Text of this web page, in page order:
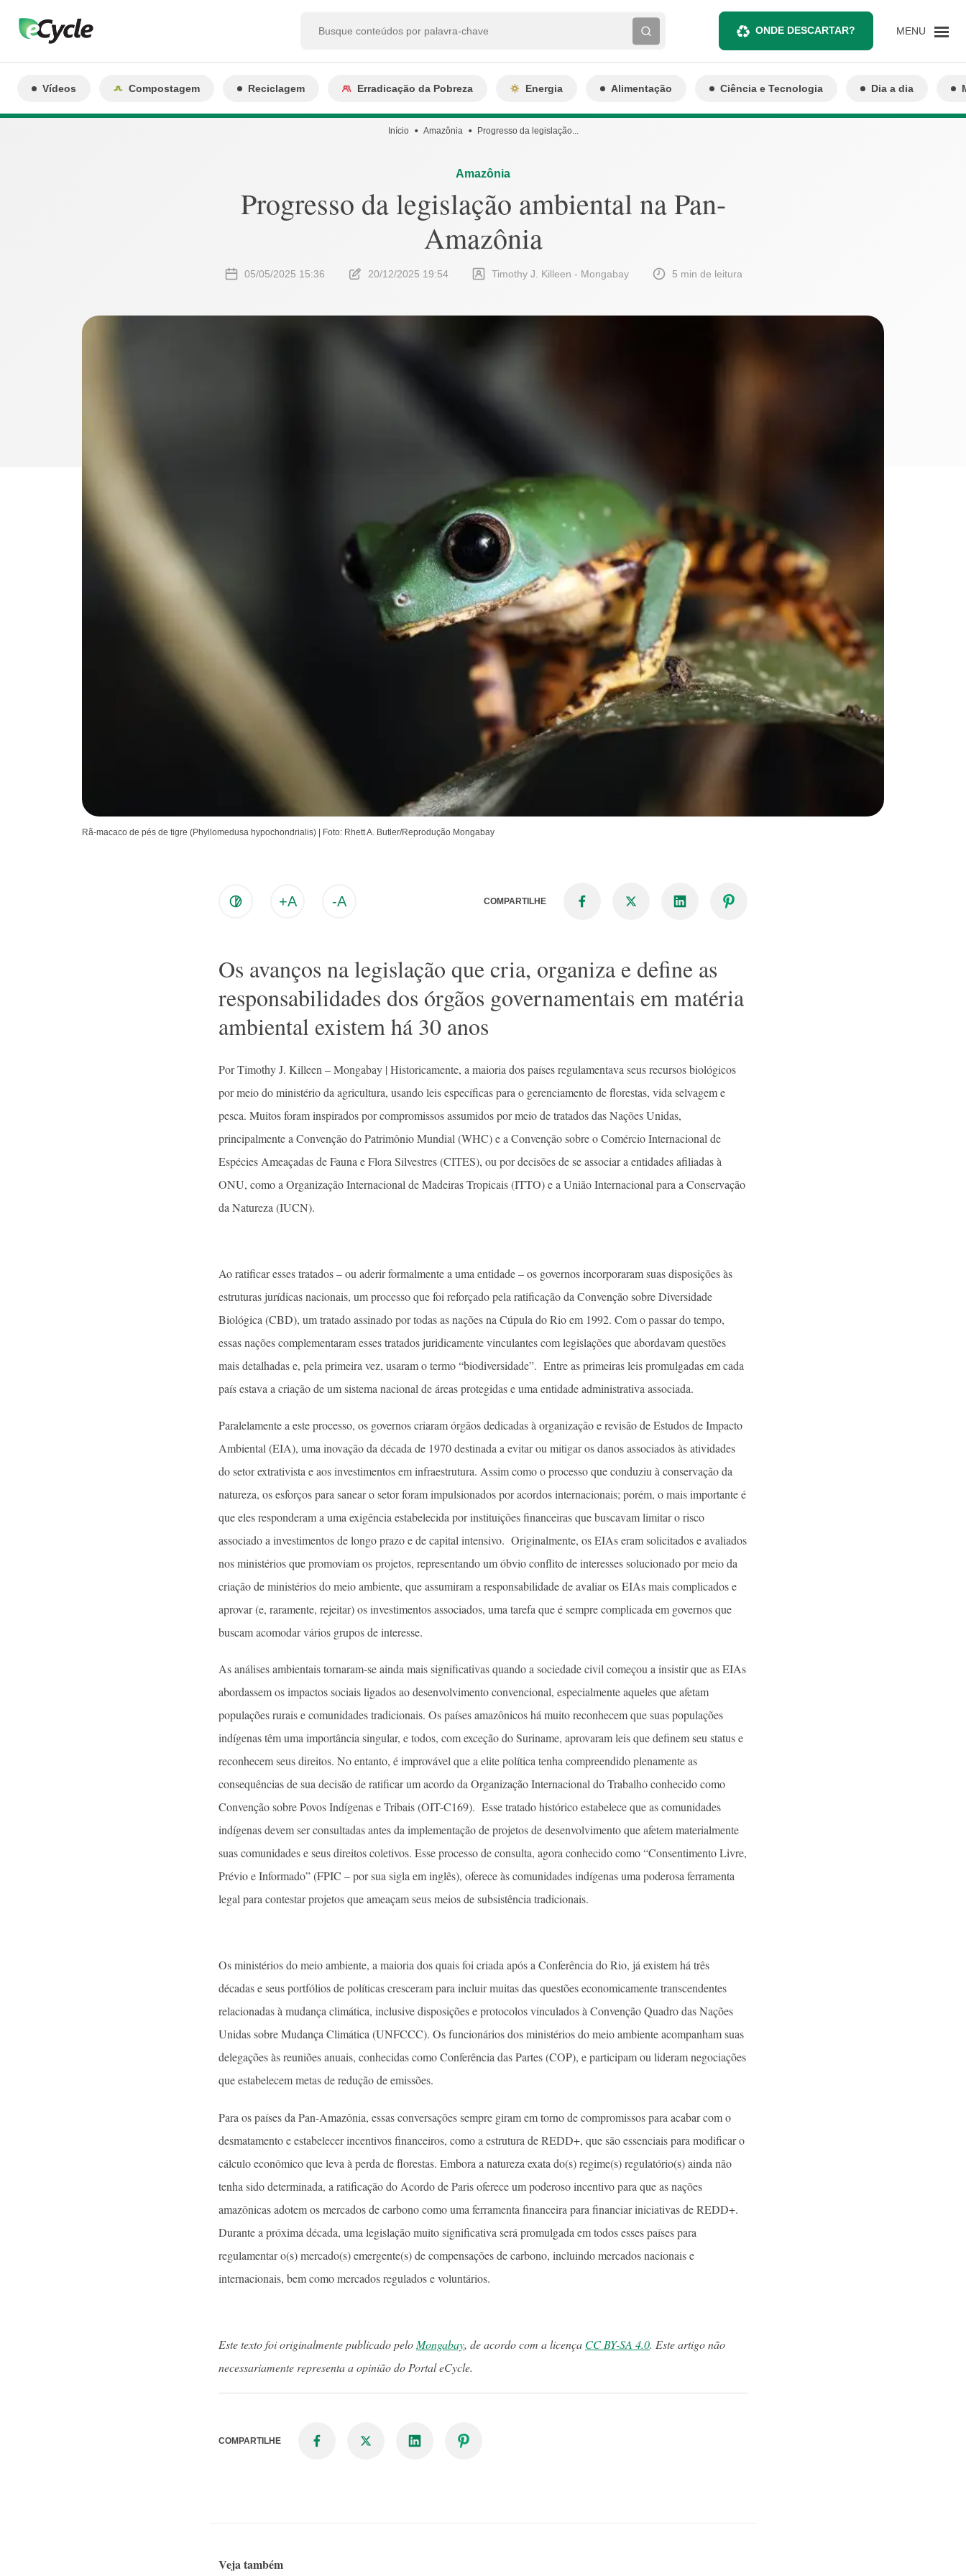
ONDE DESCARTAR? MENU
Vídeos Compostagem Reciclagem Erradicação da Pobreza Energia Alimentação Ciência e Tecnologia Dia a dia
Início Amazônia Progresso da legislação...
Amazônia
Progresso da legislação ambiental na Pan-
Amazônia
05/05/2025 15:36 20/12/2025 19:54 Timothy J. Killeen - Mongabay 5 min de leitura
Rã-macaco de pés de tigre (Phyllomedusa hypochondrialis) | Foto: Rhett A. Butler/Reprodução Mongabay
+A -A COMPARTILHE
Os avanços na legislação que cria, organiza e define as
responsabilidades dos órgãos governamentais em matéria
ambiental existem há 30 anos
Por Timothy J. Killeen – Mongabay | Historicamente, a maioria dos países regulamentava seus recursos biológicos
por meio do ministério da agricultura, usando leis específicas para o gerenciamento de florestas, vida selvagem e
pesca. Muitos foram inspirados por compromissos assumidos por meio de tratados das Nações Unidas,
principalmente a Convenção do Patrimônio Mundial (WHC) e a Convenção sobre o Comércio Internacional de
Espécies Ameaçadas de Fauna e Flora Silvestres (CITES), ou por decisões de se associar a entidades afiliadas à
ONU, como a Organização Internacional de Madeiras Tropicais (ITTO) e a União Internacional para a Conservação
da Natureza (IUCN).
Ao ratificar esses tratados – ou aderir formalmente a uma entidade – os governos incorporaram suas disposições às
estruturas jurídicas nacionais, um processo que foi reforçado pela ratificação da Convenção sobre Diversidade
Biológica (CBD), um tratado assinado por todas as nações na Cúpula do Rio em 1992. Com o passar do tempo,
essas nações complementaram esses tratados juridicamente vinculantes com legislações que abordavam questões
mais detalhadas e, pela primeira vez, usaram o termo “biodiversidade”. Entre as primeiras leis promulgadas em cada
país estava a criação de um sistema nacional de áreas protegidas e uma entidade administrativa associada.
Paralelamente a este processo, os governos criaram órgãos dedicadas à organização e revisão de Estudos de Impacto
Ambiental (EIA), uma inovação da década de 1970 destinada a evitar ou mitigar os danos associados às atividades
do setor extrativista e aos investimentos em infraestrutura. Assim como o processo que conduziu à conservação da
natureza, os esforços para sanear o setor foram impulsionados por acordos internacionais; porém, o mais importante é
que eles responderam a uma exigência estabelecida por instituições financeiras que buscavam limitar o risco
associado a investimentos de longo prazo e de capital intensivo. Originalmente, os EIAs eram solicitados e avaliados
nos ministérios que promoviam os projetos, representando um óbvio conflito de interesses solucionado por meio da
criação de ministérios do meio ambiente, que assumiram a responsabilidade de avaliar os EIAs mais complicados e
aprovar (e, raramente, rejeitar) os investimentos associados, uma tarefa que é sempre complicada em governos que
buscam acomodar vários grupos de interesse.
As análises ambientais tornaram-se ainda mais significativas quando a sociedade civil começou a insistir que as EIAs
abordassem os impactos sociais ligados ao desenvolvimento convencional, especialmente aqueles que afetam
populações rurais e comunidades tradicionais. Os países amazônicos há muito reconhecem que suas populações
indígenas têm uma importância singular, e todos, com exceção do Suriname, aprovaram leis que definem seu status e
reconhecem seus direitos. No entanto, é improvável que a elite política tenha compreendido plenamente as
consequências de sua decisão de ratificar um acordo da Organização Internacional do Trabalho conhecido como
Convenção sobre Povos Indígenas e Tribais (OIT-C169). Esse tratado histórico estabelece que as comunidades
indígenas devem ser consultadas antes da implementação de projetos de desenvolvimento que afetem materialmente
suas comunidades e seus direitos coletivos. Esse processo de consulta, agora conhecido como “Consentimento Livre,
Prévio e Informado” (FPIC – por sua sigla em inglês), oferece às comunidades indígenas uma poderosa ferramenta
legal para contestar projetos que ameaçam seus meios de subsistência tradicionais.
Os ministérios do meio ambiente, a maioria dos quais foi criada após a Conferência do Rio, já existem há três
décadas e seus portfólios de políticas cresceram para incluir muitas das questões economicamente transcendentes
relacionadas à mudança climática, inclusive disposições e protocolos vinculados à Convenção Quadro das Nações
Unidas sobre Mudança Climática (UNFCCC). Os funcionários dos ministérios do meio ambiente acompanham suas
delegações às reuniões anuais, conhecidas como Conferência das Partes (COP), e participam ou lideram negociações
que estabelecem metas de redução de emissões.
Para os países da Pan-Amazônia, essas conversações sempre giram em torno de compromissos para acabar com o
desmatamento e estabelecer incentivos financeiros, como a estrutura de REDD+, que são essenciais para modificar o
cálculo econômico que leva à perda de florestas. Embora a natureza exata do(s) regime(s) regulatório(s) ainda não
tenha sido determinada, a ratificação do Acordo de Paris oferece um poderoso incentivo para que as nações
amazônicas adotem os mercados de carbono como uma ferramenta financeira para financiar iniciativas de REDD+.
Durante a próxima década, uma legislação muito significativa será promulgada em todos esses países para
regulamentar o(s) mercado(s) emergente(s) de compensações de carbono, incluindo mercados nacionais e
internacionais, bem como mercados regulados e voluntários.
Este texto foi originalmente publicado pelo Mongabay, de acordo com a licença CC BY-SA 4.0. Este artigo não
necessariamente representa a opinião do Portal eCycle.
COMPARTILHE
Veja também